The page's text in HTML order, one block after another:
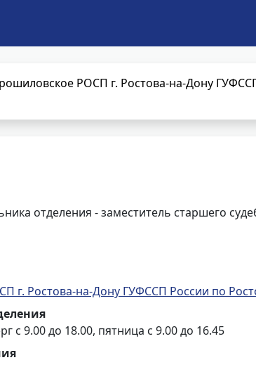
РОСП г. Ростова-на-Дону
отделения - заместитель старшего
г. Ростова-на-Дону ГУФССП России по
с 9.00 до 18.00, пятница с 9.00 до 16.45